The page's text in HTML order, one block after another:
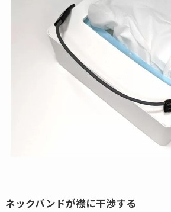
ネックバンドが襟に干渉する